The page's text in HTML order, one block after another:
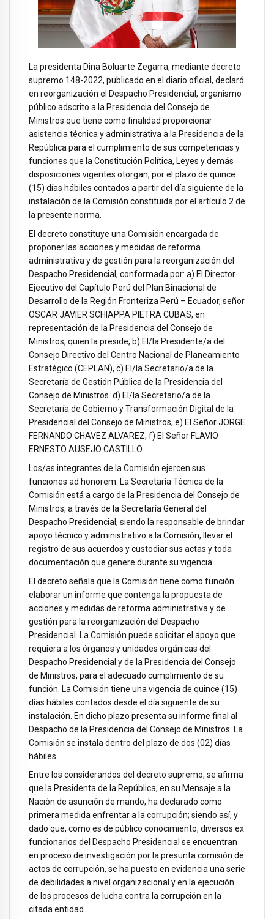
La presidenta Dina Boluarte Zegarra, mediante decreto
supremo 148-2022, publicado en el diario oficial, declaró
en reorganización el Despacho Presidencial, organismo
público adscrito a la Presidencia del Consejo de
Ministros que tiene como finalidad proporcionar
asistencia técnica y administrativa a la Presidencia de la
República para el cumplimiento de sus competencias y
funciones que la Constitución Política, Leyes y demás
disposiciones vigentes otorgan, por el plazo de quince
(15) días hábiles contados a partir del día siguiente de la
instalación de la Comisión constituida por el artículo 2 de
la presente norma.
El decreto constituye una Comisión encargada de
proponer las acciones y medidas de reforma
administrativa y de gestión para la reorganización del
Despacho Presidencial, conformada por: a) El Director
Ejecutivo del Capítulo Perú del Plan Binacional de
Desarrollo de la Región Fronteriza Perú – Ecuador, señor
OSCAR JAVIER SCHIAPPA PIETRA CUBAS, en
representación de la Presidencia del Consejo de
Ministros, quien la preside, b) El/la Presidente/a del
Consejo Directivo del Centro Nacional de Planeamiento
Estratégico (CEPLAN), c) El/la Secretario/a de la
Secretaría de Gestión Pública de la Presidencia del
Consejo de Ministros. d) El/la Secretario/a de la
Secretaría de Gobierno y Transformación Digital de la
Presidencial del Consejo de Ministros, e) El Señor JORGE
FERNANDO CHAVEZ ALVAREZ, f) El Señor FLAVIO
ERNESTO AUSEJO CASTILLO.
Los/as integrantes de la Comisión ejercen sus
funciones ad honorem. La Secretaría Técnica de la
Comisión está a cargo de la Presidencia del Consejo de
Ministros, a través de la Secretaría General del
Despacho Presidencial, siendo la responsable de brindar
apoyo técnico y administrativo a la Comisión, llevar el
registro de sus acuerdos y custodiar sus actas y toda
documentación que genere durante su vigencia.
El decreto señala que la Comisión tiene como función
elaborar un informe que contenga la propuesta de
acciones y medidas de reforma administrativa y de
gestión para la reorganización del Despacho
Presidencial. La Comisión puede solicitar el apoyo que
requiera a los órganos y unidades orgánicas del
Despacho Presidencial y de la Presidencia del Consejo
de Ministros, para el adecuado cumplimiento de su
función. La Comisión tiene una vigencia de quince (15)
días hábiles contados desde el día siguiente de su
instalación. En dicho plazo presenta su informe final al
Despacho de la Presidencia del Consejo de Ministros. La
Comisión se instala dentro del plazo de dos (02) días
hábiles.
Entre los considerandos del decreto supremo, se afirma
que la Presidenta de la República, en su Mensaje a la
Nación de asunción de mando, ha declarado como
primera medida enfrentar a la corrupción; siendo así, y
dado que, como es de público conocimiento, diversos ex
funcionarios del Despacho Presidencial se encuentran
en proceso de investigación por la presunta comisión de
actos de corrupción, se ha puesto en evidencia una serie
de debilidades a nivel organizacional y en la ejecución
de los procesos de lucha contra la corrupción en la
citada entidad.